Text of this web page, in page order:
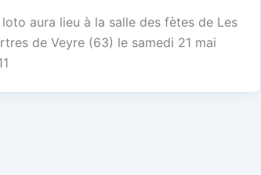
loto aura lieu à la salle des fètes de Les
de Veyre (63) le samedi 21 mai